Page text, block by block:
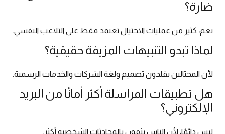
ضارة؟
نعم، كثير من عمليات الاحتيال تعتمد فقط على التلاعب النفسي.
لماذا تبدو التنبيهات المزيفة حقيقية؟
لأن المحتالين يقلدون تصميم ولغة الشركات والخدمات الرسمية.
هل تطبيقات المراسلة أكثر أمانًا من البريد
الإلكتروني؟
ليس دائمًا، لأن الناس يثقون بالمحادثات الشخصية أكثر.